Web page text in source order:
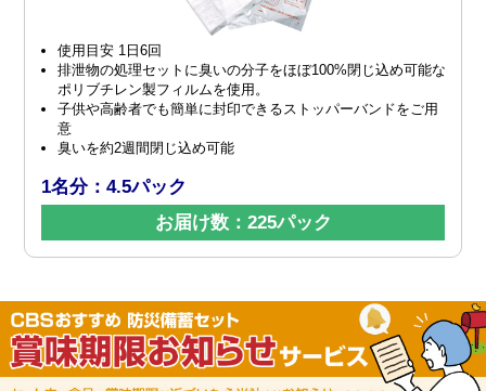
使用目安 1日6回
排泄物の処理セットに臭いの分子をほぼ100%閉じ込め可能な
ポリブチレン製フィルムを使用。
子供や高齢者でも簡単に封印できるストッパーバンドをご用
意
臭いを約2週間閉じ込め可能
1名分：4.5パック
お届け数：225パック